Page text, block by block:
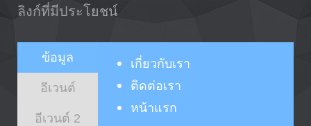
ลิงก์ที่มีประโยชน์
ข้อมูล
อีเวนต์
อีเวนต์ 2
เกี่ยวกับเรา
ติดต่อเรา
หน้าแรก